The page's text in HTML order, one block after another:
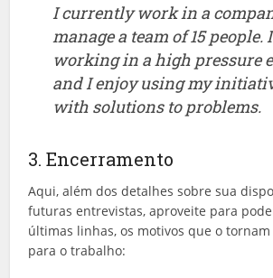
I currently work in a
manage a team of 15 people.
working in a high pressure
and I enjoy using my
with solutions to problems.
3. Encerramento
Aqui, além dos detalhes sobre sua
futuras entrevistas, aproveite para
últimas linhas, os motivos que o tornam
para o trabalho: